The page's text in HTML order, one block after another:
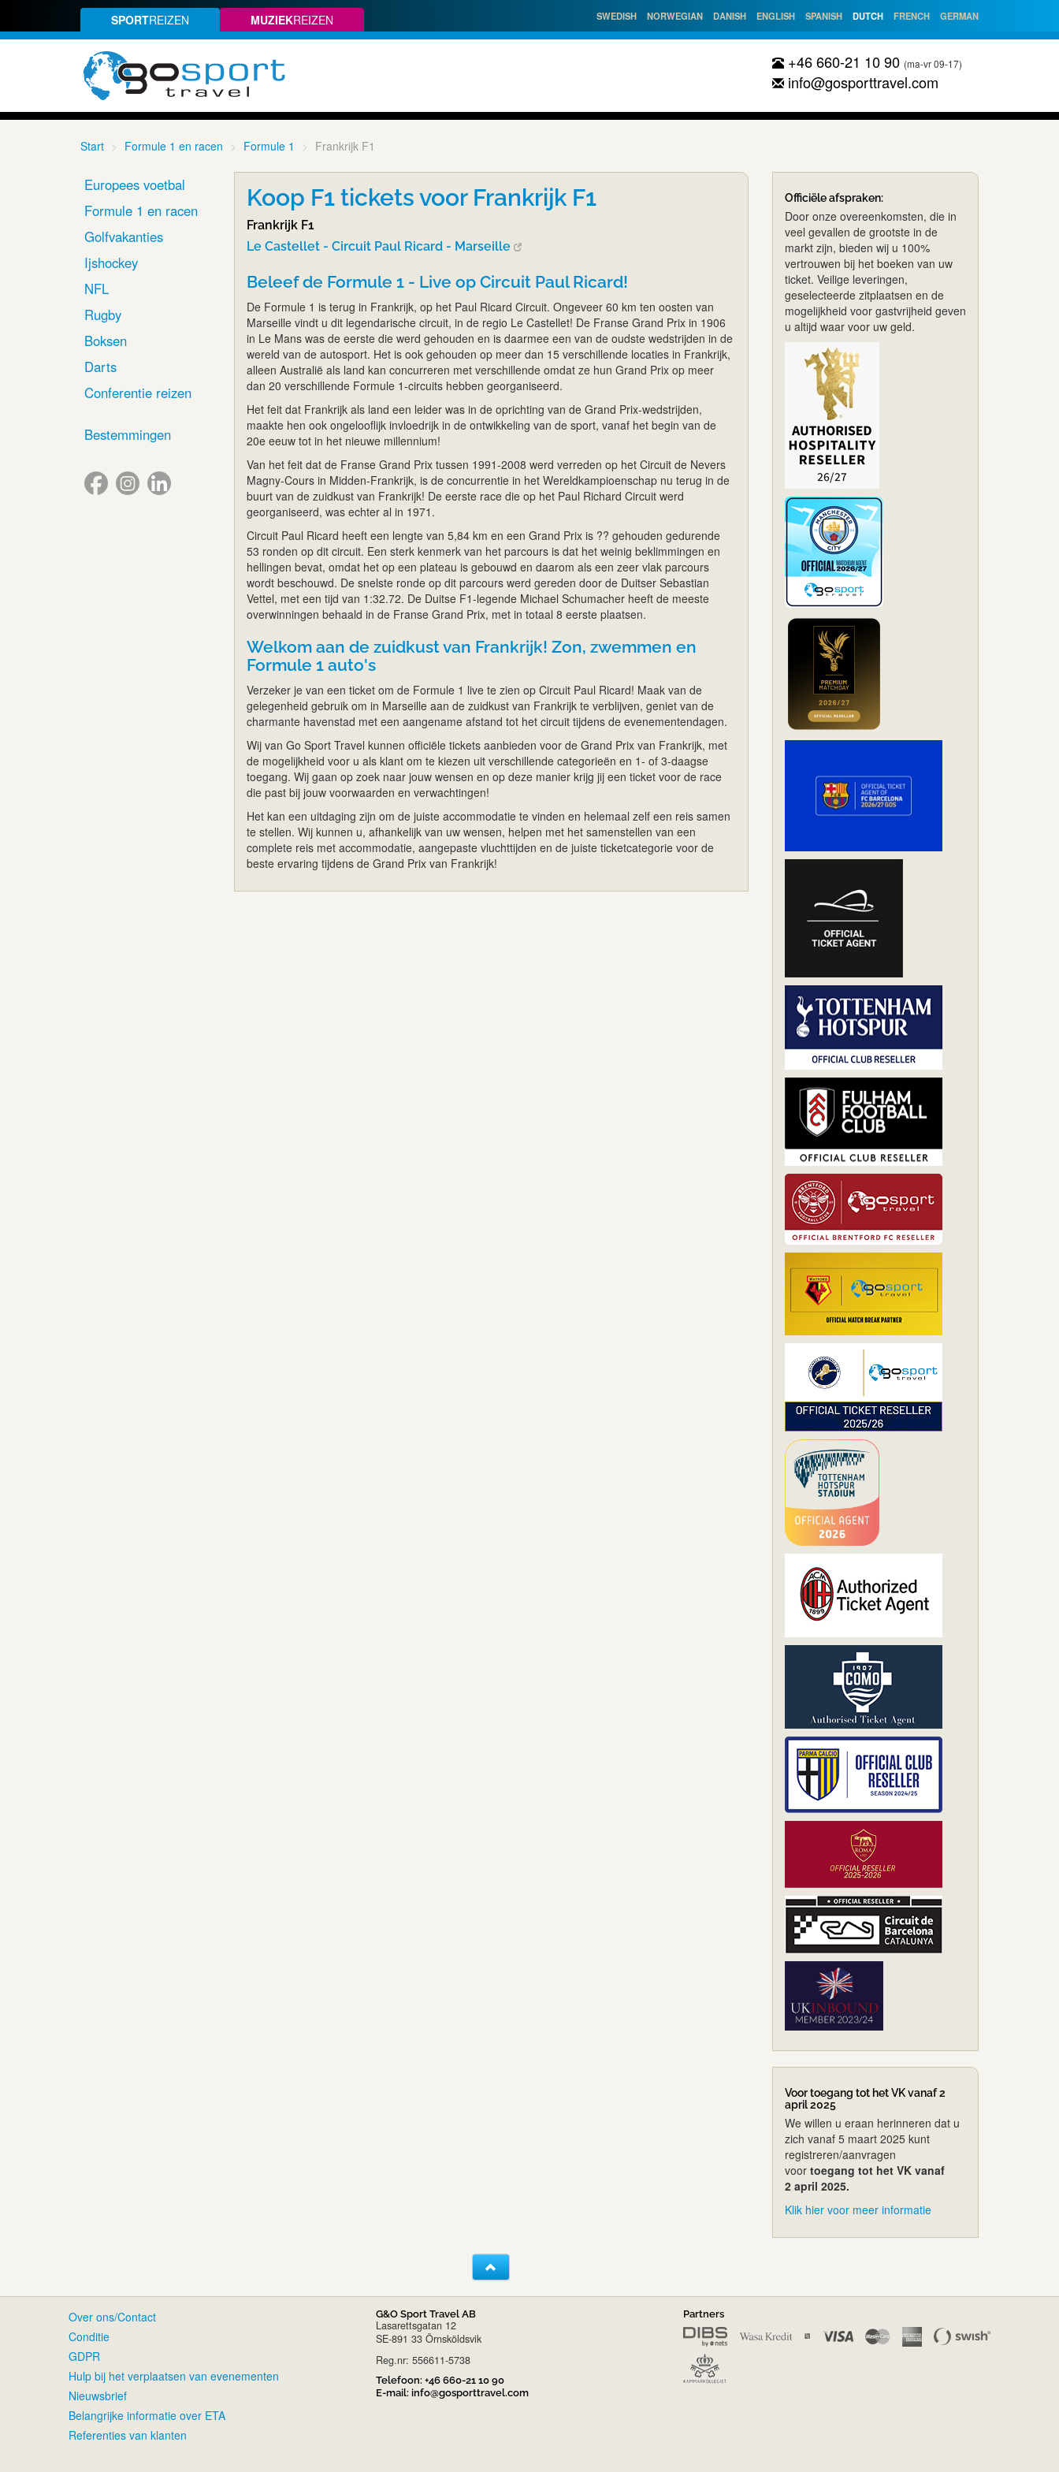
SPORTREIZEN MUZIEKREIZEN SWEDISH NORWEGIAN DANISH ENGLISH SPANISH DUTCH FRENCH GERMAN
+46 660-21 10 90 (ma-vr 09-17)
info@gosporttravel.com
Start Formule 1 en racen Formule 1 Frankrijk F1
Europees voetbal
Formule 1 en racen
Golfvakanties
Ijshockey
NFL
Rugby
Boksen
Darts
Conferentie reizen
Bestemmingen
Koop F1 tickets voor Frankrijk F1
Frankrijk F1
Le Castellet - Circuit Paul Ricard - Marseille
Beleef de Formule 1 - Live op Circuit Paul Ricard!
De Formule 1 is terug in Frankrijk, op het Paul Ricard Circuit. Ongeveer 60 km ten oosten van
Marseille vindt u dit legendarische circuit, in de regio Le Castellet! De Franse Grand Prix in 1906
in Le Mans was de eerste die werd gehouden en is daarmee een van de oudste wedstrijden in de
wereld van de autosport. Het is ook gehouden op meer dan 15 verschillende locaties in Frankrijk,
alleen Australië als land kan concurreren met verschillende omdat ze hun Grand Prix op meer
dan 20 verschillende Formule 1-circuits hebben georganiseerd.
Het feit dat Frankrijk als land een leider was in de oprichting van de Grand Prix-wedstrijden,
maakte hen ook ongelooflijk invloedrijk in de ontwikkeling van de sport, vanaf het begin van de
20e eeuw tot in het nieuwe millennium!
Van het feit dat de Franse Grand Prix tussen 1991-2008 werd verreden op het Circuit de Nevers
Magny-Cours in Midden-Frankrijk, is de concurrentie in het Wereldkampioenschap nu terug in de
buurt van de zuidkust van Frankrijk! De eerste race die op het Paul Richard Circuit werd
georganiseerd, was echter al in 1971.
Circuit Paul Ricard heeft een lengte van 5,84 km en een Grand Prix is ?? gehouden gedurende
53 ronden op dit circuit. Een sterk kenmerk van het parcours is dat het weinig beklimmingen en
hellingen bevat, omdat het op een plateau is gebouwd en daarom als een zeer vlak parcours
wordt beschouwd. De snelste ronde op dit parcours werd gereden door de Duitser Sebastian
Vettel, met een tijd van 1:32.72. De Duitse F1-legende Michael Schumacher heeft de meeste
overwinningen behaald in de Franse Grand Prix, met in totaal 8 eerste plaatsen.
Welkom aan de zuidkust van Frankrijk! Zon, zwemmen en
Formule 1 auto's
Verzeker je van een ticket om de Formule 1 live te zien op Circuit Paul Ricard! Maak van de
gelegenheid gebruik om in Marseille aan de zuidkust van Frankrijk te verblijven, geniet van de
charmante havenstad met een aangename afstand tot het circuit tijdens de evenementendagen.
Wij van Go Sport Travel kunnen officiële tickets aanbieden voor de Grand Prix van Frankrijk, met
de mogelijkheid voor u als klant om te kiezen uit verschillende categorieën en 1- of 3-daagse
toegang. Wij gaan op zoek naar jouw wensen en op deze manier krijg jij een ticket voor de race
die past bij jouw voorwaarden en verwachtingen!
Het kan een uitdaging zijn om de juiste accommodatie te vinden en helemaal zelf een reis samen
te stellen. Wij kunnen u, afhankelijk van uw wensen, helpen met het samenstellen van een
complete reis met accommodatie, aangepaste vluchttijden en de juiste ticketcategorie voor de
beste ervaring tijdens de Grand Prix van Frankrijk!
Officiële afspraken:
Door onze overeenkomsten, die in
veel gevallen de grootste in de
markt zijn, bieden wij u 100%
vertrouwen bij het boeken van uw
ticket. Veilige leveringen,
geselecteerde zitplaatsen en de
mogelijkheid voor gastvrijheid geven
u altijd waar voor uw geld.
Voor toegang tot het VK vanaf 2
april 2025
We willen u eraan herinneren dat u
zich vanaf 5 maart 2025 kunt
registreren/aanvragen
voor toegang tot het VK vanaf
2 april 2025.
Klik hier voor meer informatie
Over ons/Contact
Conditie
GDPR
Hulp bij het verplaatsen van evenementen
Nieuwsbrief
Belangrijke informatie over ETA
Referenties van klanten
G&O Sport Travel AB
Lasarettsgatan 12
SE-891 33 Örnsköldsvik
Reg.nr: 556611-5738
Telefoon: +46 660-21 10 90
E-mail: info@gosporttravel.com
Partners